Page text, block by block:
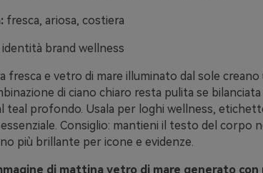
fresca, ariosa, costiera
brand wellness
fresca e vetro di mare illuminato dal sole
di ciano chiaro resta pulita se
teal profondo. Usala per loghi wellness,
Consiglio: mantieni il testo del corpo
più brillante per icone e evidenze.
di mattina vetro di mare generato con